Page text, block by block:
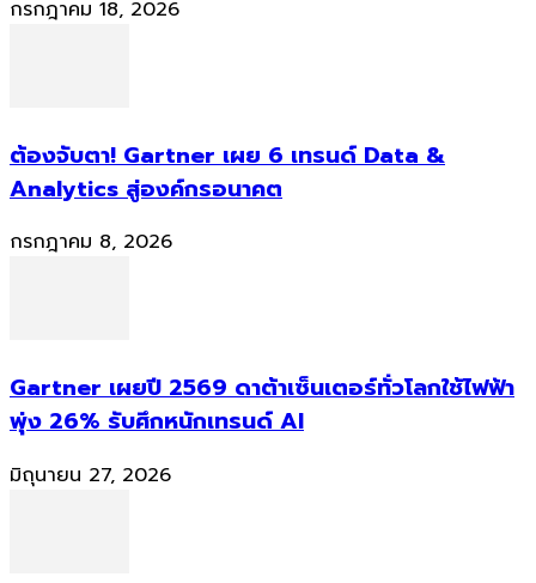
กรกฎาคม 18, 2026
ต้องจับตา! Gartner เผย 6 เทรนด์ Data &
Analytics สู่องค์กรอนาคต
กรกฎาคม 8, 2026
Gartner เผยปี 2569 ดาต้าเซ็นเตอร์ทั่วโลกใช้ไฟฟ้า
พุ่ง 26% รับศึกหนักเทรนด์ AI
มิถุนายน 27, 2026